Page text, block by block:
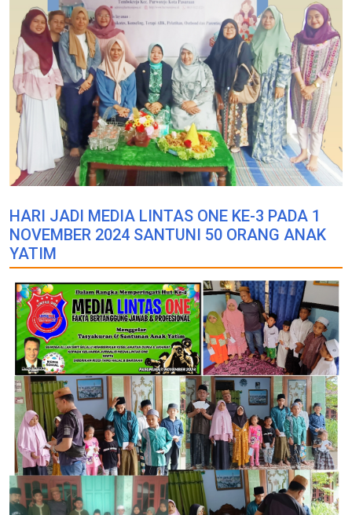
HARI JADI MEDIA LINTAS ONE KE-3 PADA 1
NOVEMBER 2024 SANTUNI 50 ORANG ANAK
YATIM